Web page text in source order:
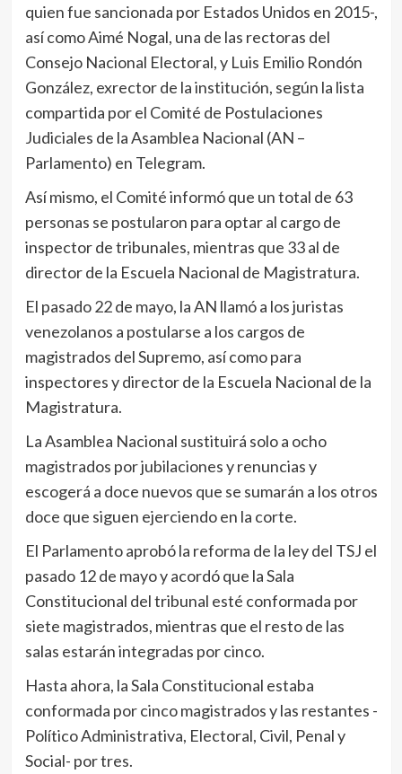
quien fue sancionada por Estados Unidos en 2015-,
así como Aimé Nogal, una de las rectoras del
Consejo Nacional Electoral, y Luis Emilio Rondón
González, exrector de la institución, según la lista
compartida por el Comité de Postulaciones
Judiciales de la Asamblea Nacional (AN –
Parlamento) en Telegram.
Así mismo, el Comité informó que un total de 63
personas se postularon para optar al cargo de
inspector de tribunales, mientras que 33 al de
director de la Escuela Nacional de Magistratura.
El pasado 22 de mayo, la AN llamó a los juristas
venezolanos a postularse a los cargos de
magistrados del Supremo, así como para
inspectores y director de la Escuela Nacional de la
Magistratura.
La Asamblea Nacional sustituirá solo a ocho
magistrados por jubilaciones y renuncias y
escogerá a doce nuevos que se sumarán a los otros
doce que siguen ejerciendo en la corte.
El Parlamento aprobó la reforma de la ley del TSJ el
pasado 12 de mayo y acordó que la Sala
Constitucional del tribunal esté conformada por
siete magistrados, mientras que el resto de las
salas estarán integradas por cinco.
Hasta ahora, la Sala Constitucional estaba
conformada por cinco magistrados y las restantes -
Político Administrativa, Electoral, Civil, Penal y
Social- por tres.